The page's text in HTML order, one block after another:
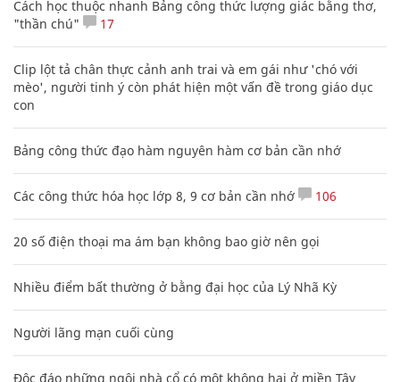
Cách học thuộc nhanh Bảng công thức lượng giác bằng thơ,
"thần chú"
17
Clip lột tả chân thực cảnh anh trai và em gái như 'chó với
mèo', người tinh ý còn phát hiện một vấn đề trong giáo dục
con
Bảng công thức đạo hàm nguyên hàm cơ bản cần nhớ
Các công thức hóa học lớp 8, 9 cơ bản cần nhớ 106
20 số điện thoại ma ám bạn không bao giờ nên gọi
Nhiều điểm bất thường ở bằng đại học của Lý Nhã Kỳ
Người lãng mạn cuối cùng
Độc đáo những ngôi nhà cổ có một không hai ở miền Tây